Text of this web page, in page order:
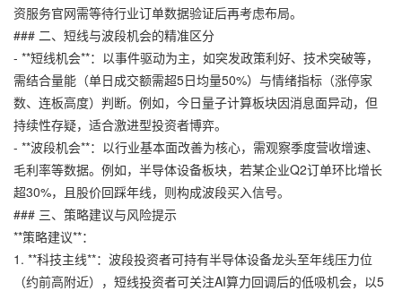
资服务官网需等待行业订单数据验证后再考虑布局。
### 二、短线与波段机会的精准区分
- **短线机会**：以事件驱动为主，如突发政策利好、技术突破等，
需结合量能（单日成交额需超5日均量50%）与情绪指标（涨停家
数、连板高度）判断。例如，今日量子计算板块因消息面异动，但
持续性存疑，适合激进型投资者博弈。
- **波段机会**：以行业基本面改善为核心，需观察季度营收增速、
毛利率等数据。例如，半导体设备板块，若某企业Q2订单环比增长
超30%，且股价回踩年线，则构成波段买入信号。
### 三、策略建议与风险提示
**策略建议**：
1. **科技主线**：波段投资者可持有半导体设备龙头至年线压力位
（约前高附近），短线投资者可关注AI算力回调后的低吸机会，以5